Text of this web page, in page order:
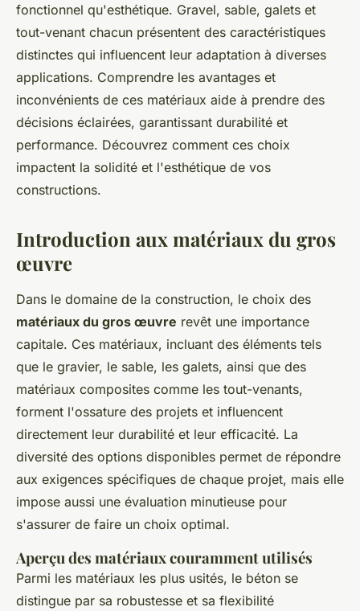
fonctionnel qu'esthétique. Gravel, sable, galets et
tout-venant chacun présentent des caractéristiques
distinctes qui influencent leur adaptation à diverses
applications. Comprendre les avantages et
inconvénients de ces matériaux aide à prendre des
décisions éclairées, garantissant durabilité et
performance. Découvrez comment ces choix
impactent la solidité et l'esthétique de vos
constructions.
Introduction aux matériaux du gros
œuvre
Dans le domaine de la construction, le choix des
matériaux du gros œuvre revêt une importance
capitale. Ces matériaux, incluant des éléments tels
que le gravier, le sable, les galets, ainsi que des
matériaux composites comme les tout-venants,
forment l'ossature des projets et influencent
directement leur durabilité et leur efficacité. La
diversité des options disponibles permet de répondre
aux exigences spécifiques de chaque projet, mais elle
impose aussi une évaluation minutieuse pour
s'assurer de faire un choix optimal.
Aperçu des matériaux couramment utilisés
Parmi les matériaux les plus usités, le béton se
distingue par sa robustesse et sa flexibilité